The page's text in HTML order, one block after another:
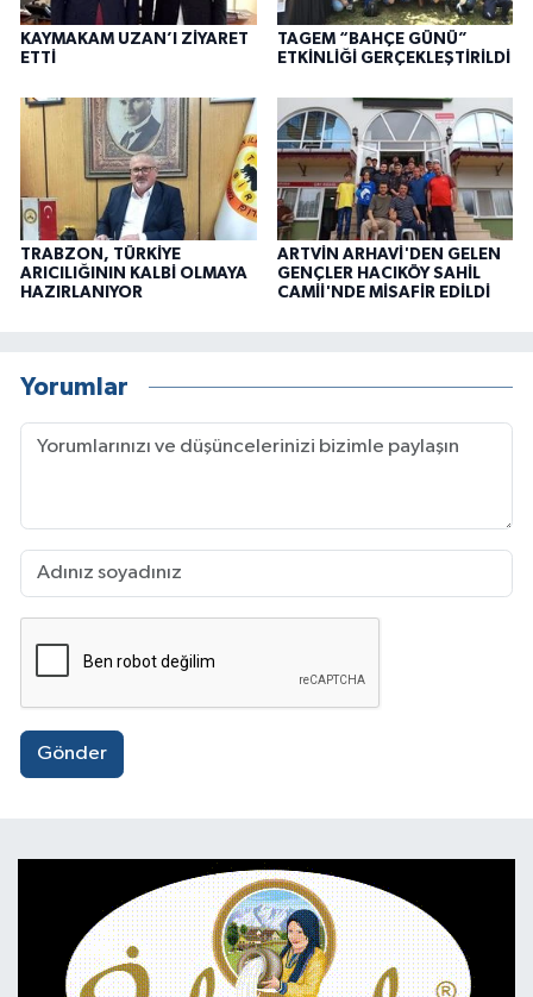
KAYMAKAM UZAN’I ZİYARET
ETTİ
TAGEM “BAHÇE GÜNÜ”
ETKİNLİĞİ GERÇEKLEŞTİRİLDİ
TRABZON, TÜRKİYE
ARICILIĞININ KALBİ OLMAYA
HAZIRLANIYOR
ARTVİN ARHAVİ'DEN GELEN
GENÇLER HACIKÖY SAHİL
CAMİİ'NDE MİSAFİR EDİLDİ
Yorumlar
Gönder